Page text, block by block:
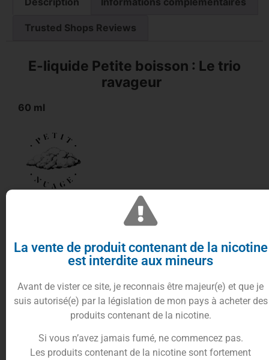
Trusted Shops Reviews
E-liquide Petite boisson : Le trio
ravageur
60 ml
vous propose de découvrir dans sa gamme
e-liquide Petite boisson
format de
60ml
explosion de saveurs fruitées et rafraîchissantes,
digne d’un délicieux cocktail estival.
Sa saveur deframboises,pommesetcassis
main, pour savourer un instant de détente et de
plaisir.
La vente de produit contenant de la nicotine
est interdite aux mineurs
Avant de vister ce site, je reconnais être majeur(e) et que je
suis autorisé(e) par la législation de mon pays à acheter des
produits contenant de la nicotine.
Si vous n’avez jamais fumé, ne commencez pas.
Les produits contenant de la nicotine sont fortement